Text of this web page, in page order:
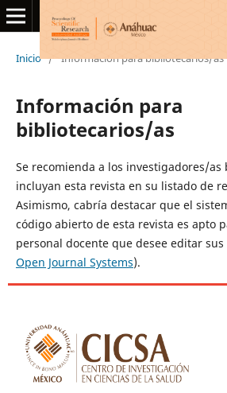
Inicio / Información para bibliotecarios/as
Información para
bibliotecarios/as
Se recomienda a los investigadores/
incluyan esta revista en su listado de
Asimismo, cabría destacar que el
código abierto de esta revista es apto
personal docente que desee editar
Open Journal Systems).